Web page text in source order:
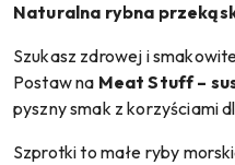
Naturalna rybna
Szukasz zdrowej i
Postaw na Meat Stuff –
pyszny smak z korzyściami
Szprotki to małe ryby